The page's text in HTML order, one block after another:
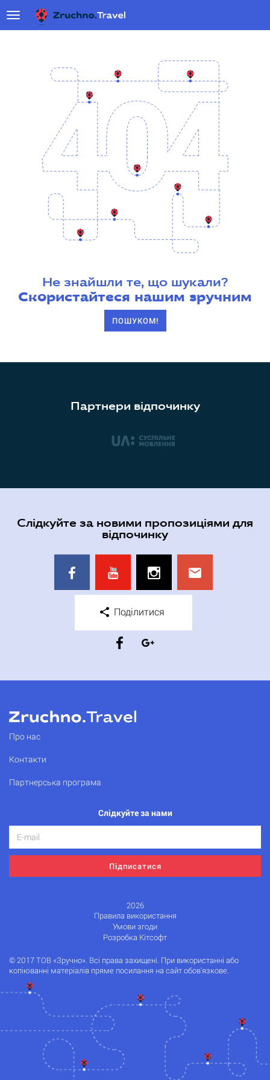
Не знайшли те, що шукали?
Скористайтеся нашим зручним
ПОШУКОМ!
Партнери відпочинку
Слідкуйте за новими пропозиціями для
відпочинку
Поділитися
Про нас
Контакти
Партнерська програма
Слідкуйте за нами
Підписатися
2026
Правила використання
Умови згоди
Розробка Кітсофт
© 2017 ТОВ «Зручно». Всі права захищені. При використанні або
копіюванні матеріалів пряме посилання на сайт обов'язкове.